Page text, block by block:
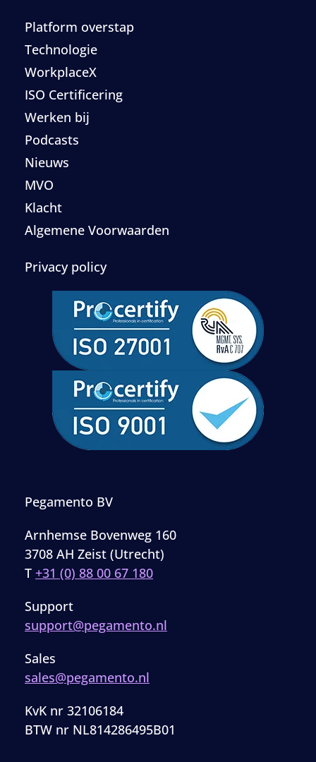
Platform overstap
Technologie
WorkplaceX
ISO Certificering
Werken bij
Podcasts
Nieuws
MVO
Klacht
Algemene Voorwaarden
Privacy policy
Pegamento BV
Arnhemse Bovenweg 160
3708 AH Zeist (Utrecht)
T +31 (0) 88 00 67 180
Support
support@pegamento.nl
Sales
sales@pegamento.nl
KvK nr 32106184
BTW nr NL814286495B01